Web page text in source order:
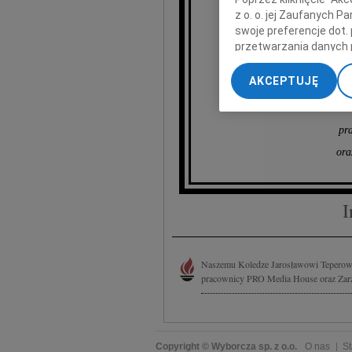
Naszemu Koledze Jarosławowi
pracownicy PRO Media House oraz
Copyright © Wyborcza sp. z o.o. O nas
z o. o. jej Zaufanych
swoje preferencje dot.
przetwarzania danych
„Ustawienia
My, nasi Zaufani
dokładnych danych
Przechowywanie
treści, badnie
AKCEPTUJĘ